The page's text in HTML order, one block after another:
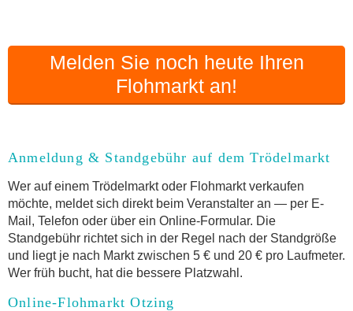
Flohmarkt-Termin melden
Melden Sie noch heute Ihren
Flohmarkt an!
Anmeldung & Standgebühr auf dem Trödelmarkt
Wer auf einem Trödelmarkt oder Flohmarkt verkaufen
möchte, meldet sich direkt beim Veranstalter an — per E-
Mail, Telefon oder über ein Online-Formular. Die
Standgebühr richtet sich in der Regel nach der Standgröße
und liegt je nach Markt zwischen 5 € und 20 € pro Laufmeter.
Wer früh bucht, hat die bessere Platzwahl.
Online-Flohmarkt Otzing